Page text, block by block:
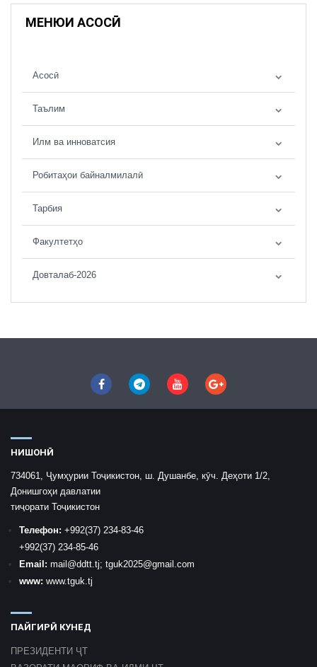
МЕНЮИ АСОСӢ
Асосӣ
Таълим
Илм ва инноватсия
Робитаҳои байналмилалӣ
Тарбия
Факултетҳо
Довталаб-2026
НИШОНӢ
734061, Ҷумҳурии Тоҷикистон, ш. Душанбе, кӯч. Деҳоти 1/2,
Донишгоҳи давлатии
тиҷорати Тоҷикистон
Телефон: +992(37) 234-83-46
+992(37) 234-85-46
Email: mail@ddtt.tj; tguk2025@gmail.com
www: www.tguk.tj
ПАЙГИРӢ КУНЕД
ПРЕЗИДЕНТИ ҶТ